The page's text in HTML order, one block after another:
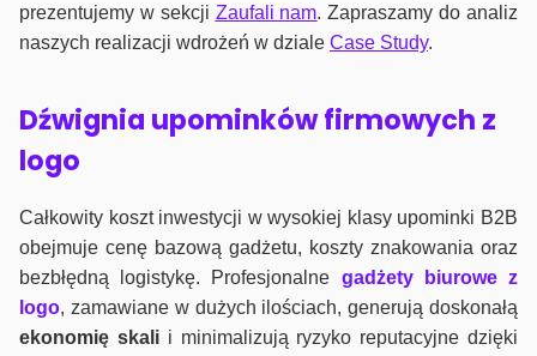
prezentujemy w sekcji Zaufali nam. Zapraszamy do analiz
naszych realizacji wdrożeń w dziale Case Study.
Dźwignia upominków firmowych z
logo
Całkowity koszt inwestycji w wysokiej klasy upominki B2B
obejmuje cenę bazową gadżetu, koszty znakowania oraz
bezbłędną logistykę. Profesjonalne gadżety biurowe z
logo, zamawiane w dużych ilościach, generują doskonałą
ekonomię skalii minimalizują ryzyko reputacyjne dzięki